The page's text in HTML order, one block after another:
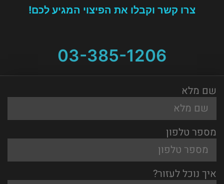
צרו קשר וקבלו את הפיצוי המגיע לכם!
03-385-1206
שם מלא
מספר טלפון
איך נוכל לעזור?